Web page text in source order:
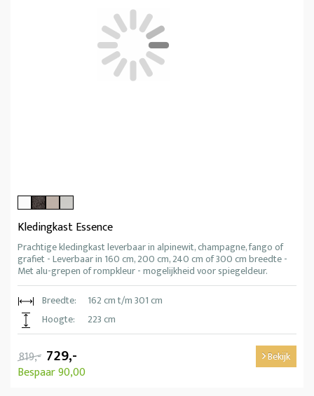
Kledingkast Essence
Prachtige kledingkast leverbaar in alpinewit, champagne, fango of
grafiet - Leverbaar in 160 cm, 200 cm, 240 cm of 300 cm breedte -
Met alu-grepen of rompkleur - mogelijkheid voor spiegeldeur.
Breedte:
162 cm t/m 301 cm
Hoogte:
223 cm
819,- 729,-
Bespaar 90,00
Bekijk